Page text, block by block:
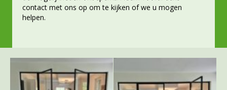
contact met ons op om te kijken of we u mogen
helpen.